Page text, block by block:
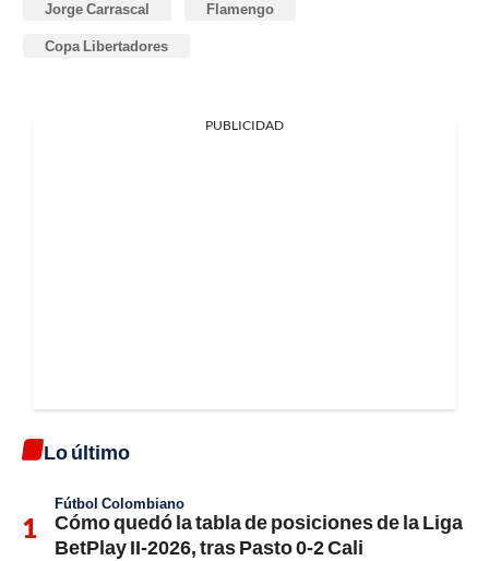
Jorge Carrascal Flamengo
Copa Libertadores
PUBLICIDAD
Lo último
Fútbol Colombiano
Cómo quedó la tabla de posiciones de la Liga
BetPlay II-2026, tras Pasto 0-2 Cali